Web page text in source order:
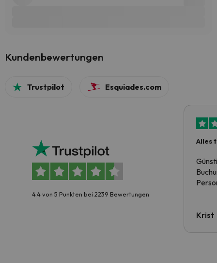
Kundenbewertungen
Trustpilot Esquiades.com
4.4 von 5 Punkten bei 2239 Bewertungen
Alles
Krist